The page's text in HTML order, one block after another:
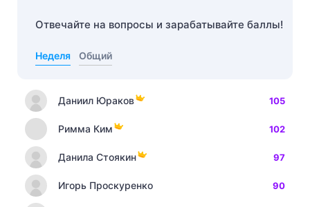
Отвечайте на вопросы и зарабатывайте баллы!
Неделя Общий
Даниил Юраков 105
Римма Ким 102
Данила Стоякин 97
Игорь Проскуренко 90